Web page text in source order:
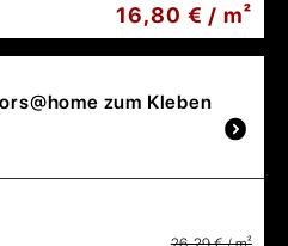
16,80 € / m²
zum Kleben